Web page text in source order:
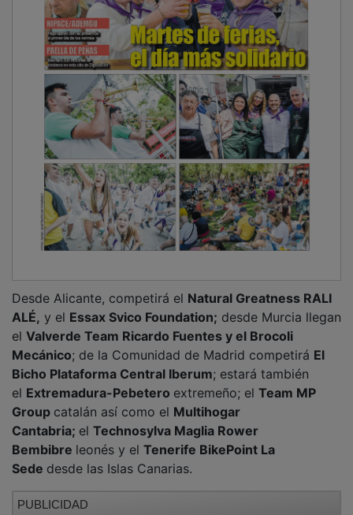
ALÉ,y elEssax Svico Foundation;desde Murcia llegan
elValverde Team Ricardo Fuentes y el Brocoli
Mecánico; de la Comunidad de Madrid competirá
Bicho Plataforma Central Iberum; estará también
elExtremadura-Pebeteroextremeño; el Team MP
Groupcatalán así como el Multihogar
Cantabria;elTechnosylva Maglia Rower
Bembibre leonés y elTenerife BikePoint La
Sededesde las Islas Canarias.